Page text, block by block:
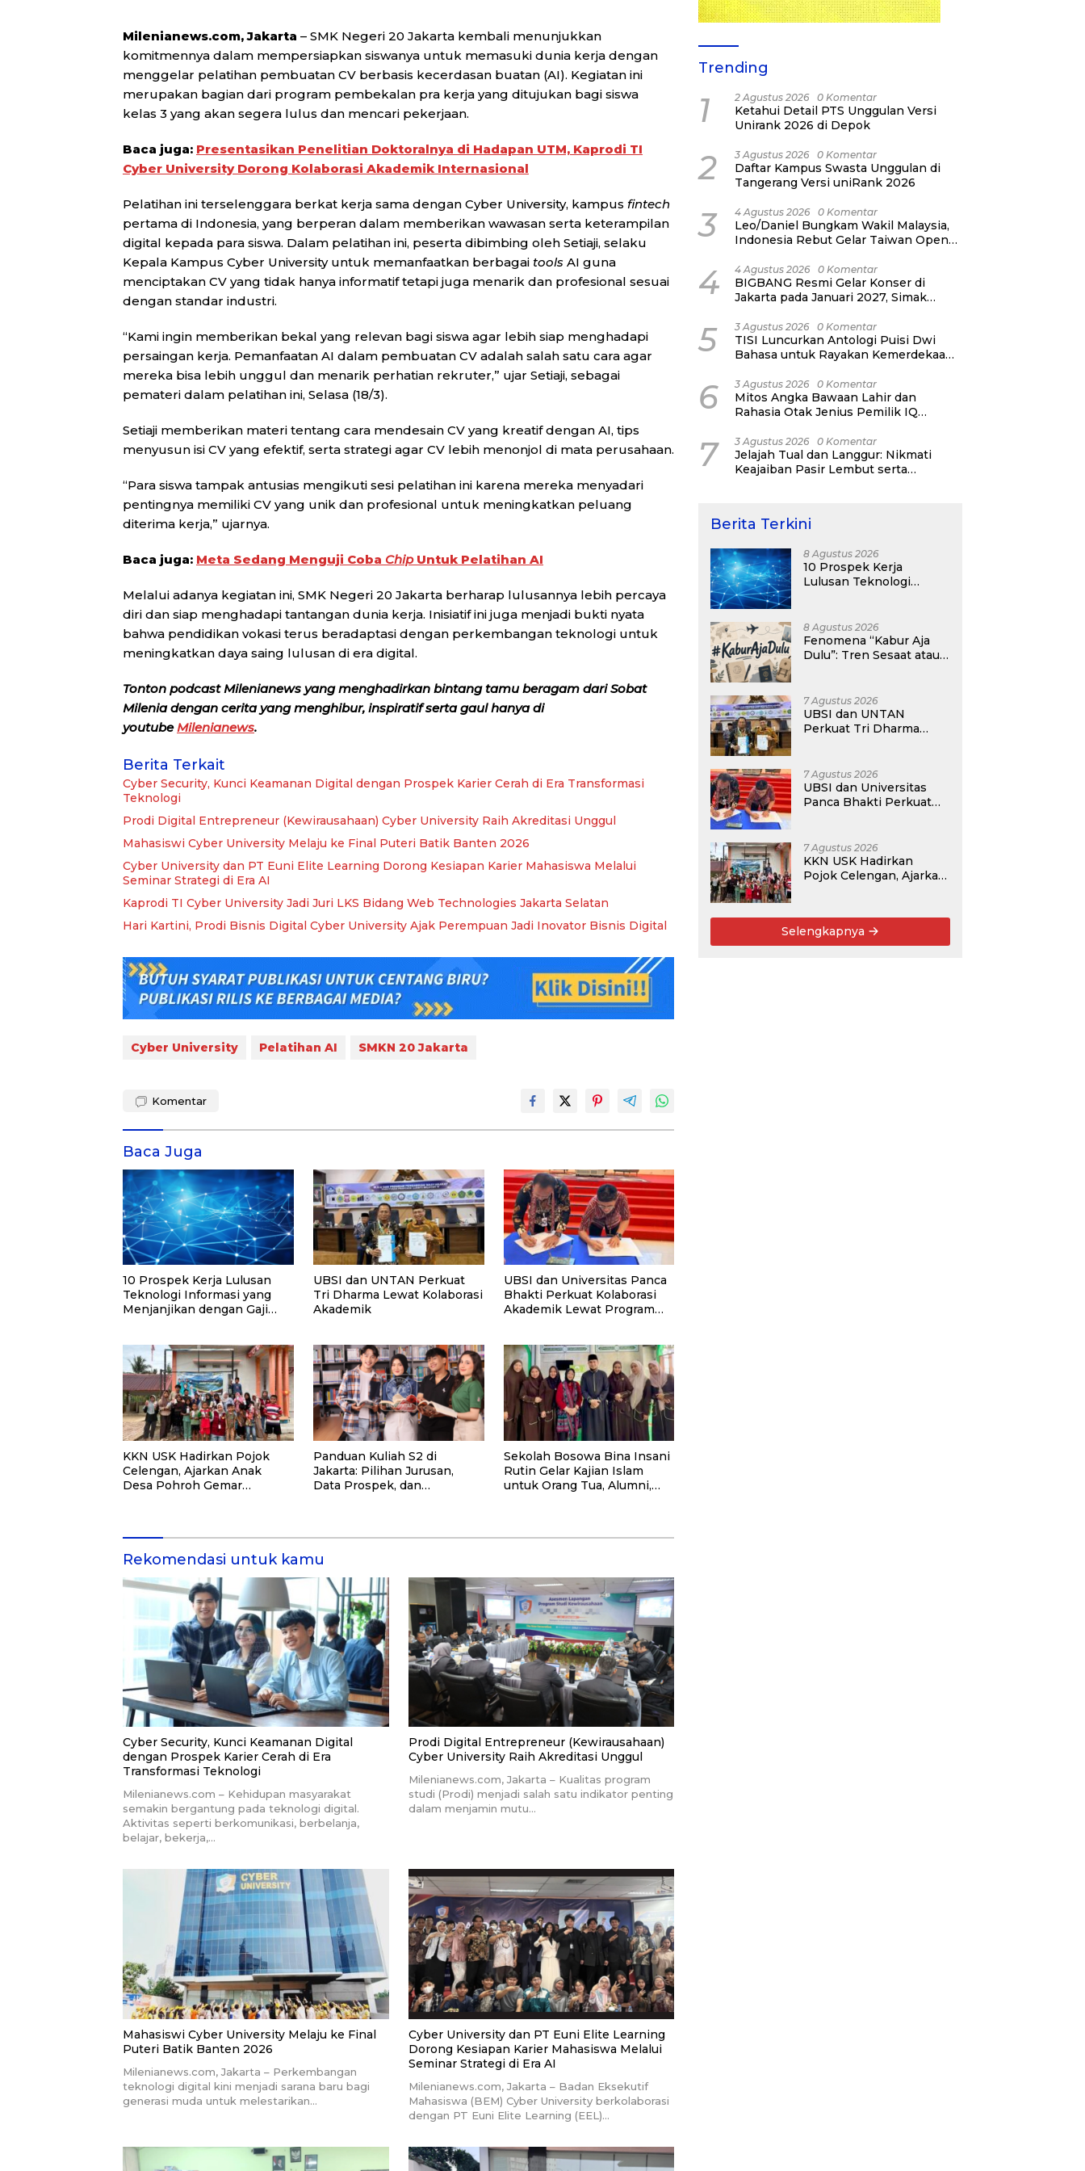
Milenianews.com, Jakarta – SMK Negeri 20 Jakarta kembali menunjukkan
komitmennya dalam mempersiapkan siswanya untuk memasuki dunia kerja dengan
menggelar pelatihan pembuatan CV berbasis kecerdasan buatan (AI). Kegiatan ini
merupakan bagian dari program pembekalan pra kerja yang ditujukan bagi siswa
kelas 3 yang akan segera lulus dan mencari pekerjaan.
Baca juga: Presentasikan Penelitian Doktoralnya di Hadapan UTM, Kaprodi TI
Cyber University Dorong Kolaborasi Akademik Internasional
Pelatihan ini terselenggara berkat kerja sama dengan Cyber University, kampus fintech
pertama di Indonesia, yang berperan dalam memberikan wawasan serta keterampilan
digital kepada para siswa. Dalam pelatihan ini, peserta dibimbing oleh Setiaji, selaku
Kepala Kampus Cyber University untuk memanfaatkan berbagai tools AI guna
menciptakan CV yang tidak hanya informatif tetapi juga menarik dan profesional sesuai
dengan standar industri.
“Kami ingin memberikan bekal yang relevan bagi siswa agar lebih siap menghadapi
persaingan kerja. Pemanfaatan AI dalam pembuatan CV adalah salah satu cara agar
mereka bisa lebih unggul dan menarik perhatian rekruter,” ujar Setiaji, sebagai
pemateri dalam pelatihan ini, Selasa (18/3).
Setiaji memberikan materi tentang cara mendesain CV yang kreatif dengan AI, tips
menyusun isi CV yang efektif, serta strategi agar CV lebih menonjol di mata perusahaan.
“Para siswa tampak antusias mengikuti sesi pelatihan ini karena mereka menyadari
pentingnya memiliki CV yang unik dan profesional untuk meningkatkan peluang
diterima kerja,” ujarnya.
Baca juga: Meta Sedang Menguji Coba ChipUntuk Pelatihan AI
Melalui adanya kegiatan ini, SMK Negeri 20 Jakarta berharap lulusannya lebih percaya
diri dan siap menghadapi tantangan dunia kerja. Inisiatif ini juga menjadi bukti nyata
bahwa pendidikan vokasi terus beradaptasi dengan perkembangan teknologi untuk
meningkatkan daya saing lulusan di era digital.
Tonton podcast Milenianews yang menghadirkan bintang tamu beragam dari Sobat
Milenia dengan cerita yang menghibur, inspiratif serta gaul hanya di
youtube Milenianews.
Berita Terkait
Cyber Security, Kunci Keamanan Digital dengan Prospek Karier Cerah di Era Transformasi
Teknologi
Prodi Digital Entrepreneur (Kewirausahaan) Cyber University Raih Akreditasi Unggul
Mahasiswi Cyber University Melaju ke Final Puteri Batik Banten 2026
Cyber University dan PT Euni Elite Learning Dorong Kesiapan Karier Mahasiswa Melalui
Seminar Strategi di Era AI
Kaprodi TI Cyber University Jadi Juri LKS Bidang Web Technologies Jakarta Selatan
Hari Kartini, Prodi Bisnis Digital Cyber University Ajak Perempuan Jadi Inovator Bisnis Digital
Cyber University Pelatihan AI SMKN 20 Jakarta
Komentar
Baca Juga
10 Prospek Kerja Lulusan
Teknologi Informasi yang
Menjanjikan dengan Gaji
UBSI dan UNTAN Perkuat
Tri Dharma Lewat Kolaborasi
Akademik
UBSI dan Universitas Panca
Bhakti Perkuat Kolaborasi
Akademik Lewat Program
KKN USK Hadirkan Pojok
Celengan, Ajarkan Anak
Desa Pohroh Gemar
Panduan Kuliah S2 di
Jakarta: Pilihan Jurusan,
Data Prospek, dan
Sekolah Bosowa Bina Insani
Rutin Gelar Kajian Islam
untuk Orang Tua, Alumni,
Rekomendasi untuk kamu
Cyber Security, Kunci Keamanan Digital
dengan Prospek Karier Cerah di Era
Transformasi Teknologi
Milenianews.com – Kehidupan masyarakat
semakin bergantung pada teknologi digital.
Aktivitas seperti berkomunikasi, berbelanja,
belajar, bekerja,…
Prodi Digital Entrepreneur (Kewirausahaan)
Cyber University Raih Akreditasi Unggul
Milenianews.com, Jakarta – Kualitas program
studi (Prodi) menjadi salah satu indikator penting
dalam menjamin mutu…
Mahasiswi Cyber University Melaju ke Final
Puteri Batik Banten 2026
Milenianews.com, Jakarta – Perkembangan
teknologi digital kini menjadi sarana baru bagi
generasi muda untuk melestarikan…
Cyber University dan PT Euni Elite Learning
Dorong Kesiapan Karier Mahasiswa Melalui
Seminar Strategi di Era AI
Milenianews.com, Jakarta – Badan Eksekutif
Mahasiswa (BEM) Cyber University berkolaborasi
dengan PT Euni Elite Learning (EEL)…
Trending
1 2 Agustus 2026 0 Komentar
Ketahui Detail PTS Unggulan Versi
Unirank 2026 di Depok
2 3 Agustus 2026 0 Komentar
Daftar Kampus Swasta Unggulan di
Tangerang Versi uniRank 2026
3 4 Agustus 2026 0 Komentar
Leo/Daniel Bungkam Wakil Malaysia,
Indonesia Rebut Gelar Taiwan Open
4 4 Agustus 2026 0 Komentar
BIGBANG Resmi Gelar Konser di
Jakarta pada Januari 2027, Simak
5 3 Agustus 2026 0 Komentar
TISI Luncurkan Antologi Puisi Dwi
Bahasa untuk Rayakan Kemerdekaan
6 3 Agustus 2026 0 Komentar
Mitos Angka Bawaan Lahir dan
Rahasia Otak Jenius Pemilik IQ
7 3 Agustus 2026 0 Komentar
Jelajah Tual dan Langgur: Nikmati
Keajaiban Pasir Lembut serta
Berita Terkini
8 Agustus 2026
10 Prospek Kerja
Lulusan Teknologi
Kompetitif di Era Digital
8 Agustus 2026
Fenomena “Kabur Aja
Dulu”: Tren Sesaat atau
Depan?
7 Agustus 2026
UBSI dan UNTAN
Perkuat Tri Dharma
7 Agustus 2026
UBSI dan Universitas
Panca Bhakti Perkuat
7 Agustus 2026
KKN USK Hadirkan
Pojok Celengan, Ajarkan
Selengkapnya